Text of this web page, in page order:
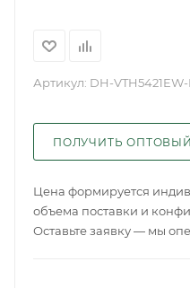
Артикул: DH-VTH5421EW-
ПОЛУЧИТЬ
Цена формируется
объема поставки и
Оставьте заявку — мы